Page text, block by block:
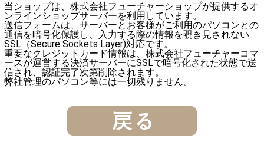
当ショップは、株式会社フューチャーショップが提供するオ
ンラインショップサーバーを利用しています。
送信フォームは、サーバーとお客様がご利用のパソコンとの
通信を暗号化保護し、入力する際の情報を覗き見されない
SSL（Secure Sockets Layer)対応です。
重要なクレジットカード情報は、株式会社フューチャーコマ
ースが運営する決済サーバーにSSLで暗号化された状態で送
信され、認証完了次第削除されます。
弊社管理のパソコン等には一切残りません。